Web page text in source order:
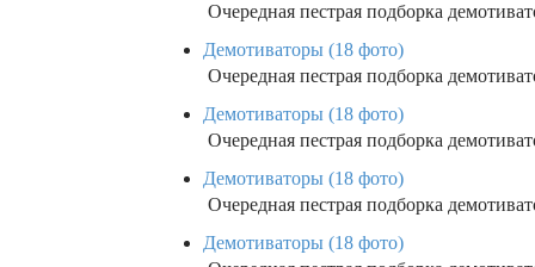
Очередная пестрая подборка
Демотиваторы (18 фото)
Очередная пестрая подборка
Демотиваторы (18 фото)
Очередная пестрая подборка
Демотиваторы (18 фото)
Очередная пестрая подборка
Демотиваторы (18 фото)